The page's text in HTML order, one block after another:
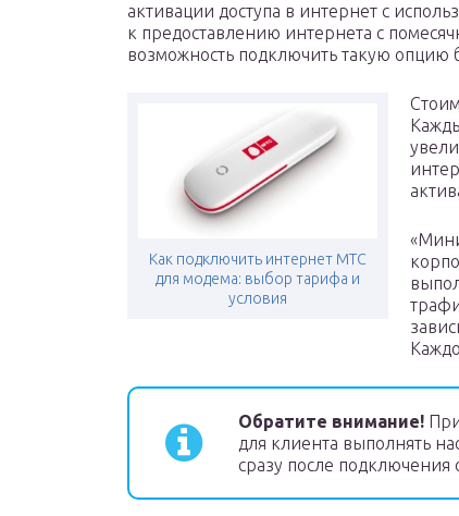
активации доступа в интернет с
к предоставлению интернета с
возможность подключить такую опцию
Как подключить интернет МТС
для модема: выбор тарифа и
условия
Обратите внимание!
для клиента выполнять
сразу после подключения